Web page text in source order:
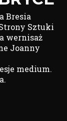
Bresia
Sztuki
wernisaż
Joanny
medium.